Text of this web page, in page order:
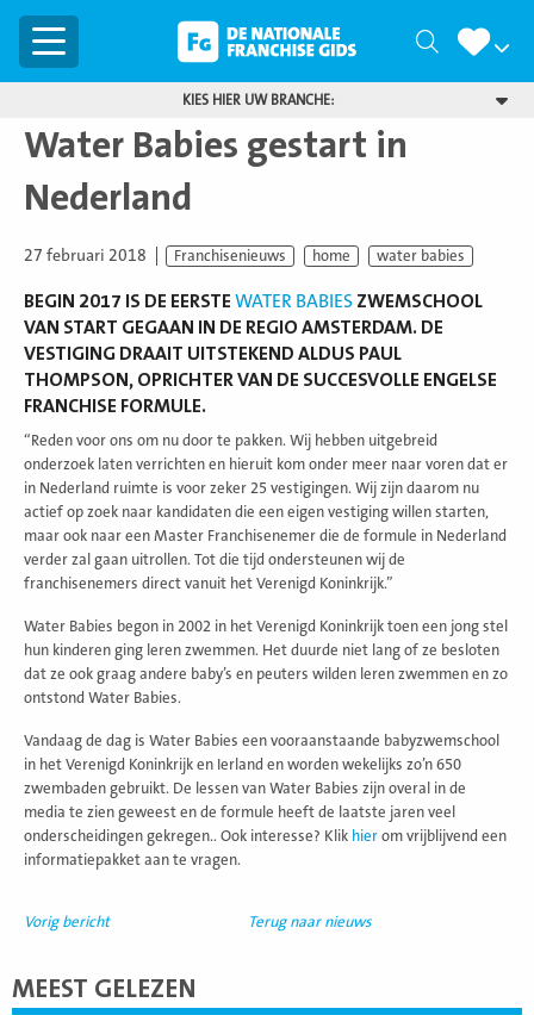
Menu Zoeken
KIES HIER UW BRANCHE:
Water Babies gestart in
Nederland
27 februari 2018 Franchisenieuws home water babies
BEGIN 2017 IS DE EERSTE WATER BABIES ZWEMSCHOOL
VAN START GEGAAN IN DE REGIO AMSTERDAM. DE
VESTIGING DRAAIT UITSTEKEND ALDUS PAUL
THOMPSON, OPRICHTER VAN DE SUCCESVOLLE ENGELSE
FRANCHISE FORMULE.
“Reden voor ons om nu door te pakken. Wij hebben uitgebreid
onderzoek laten verrichten en hieruit kom onder meer naar voren dat er
in Nederland ruimte is voor zeker 25 vestigingen. Wij zijn daarom nu
actief op zoek naar kandidaten die een eigen vestiging willen starten,
maar ook naar een Master Franchisenemer die de formule in Nederland
verder zal gaan uitrollen. Tot die tijd ondersteunen wij de
franchisenemers direct vanuit het Verenigd Koninkrijk.”
Water Babies begon in 2002 in het Verenigd Koninkrijk toen een jong stel
hun kinderen ging leren zwemmen. Het duurde niet lang of ze besloten
dat ze ook graag andere baby’s en peuters wilden leren zwemmen en zo
ontstond Water Babies.
Vandaag de dag is Water Babies een vooraanstaande babyzwemschool
in het Verenigd Koninkrijk en Ierland en worden wekelijks zo’n 650
zwembaden gebruikt. De lessen van Water Babies zijn overal in de
media te zien geweest en de formule heeft de laatste jaren veel
onderscheidingen gekregen.. Ook interesse? Klik hier om vrijblijvend een
informatiepakket aan te vragen.
Vorig bericht Terug naar nieuws
MEEST GELEZEN